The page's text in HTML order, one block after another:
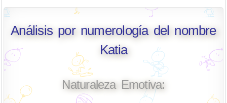
Análisis por numerología del nombre
Katia
Naturaleza Emotiva: